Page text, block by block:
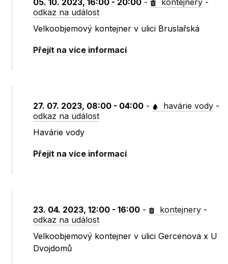
05. 10. 2023, 16:00 - 20:00 - kontejnery -
odkaz na událost
Velkoobjemový kontejner v ulici Bruslařská
Přejít na více informací
27. 07. 2023, 08:00 - 04:00 - havárie vody -
odkaz na událost
Havárie vody
Přejít na více informací
23. 04. 2023, 12:00 - 16:00 - kontejnery -
odkaz na událost
Velkoobjemový kontejner v ulici Gercenova x U
Dvojdomů